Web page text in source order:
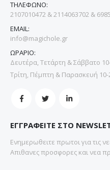
ΤΗΛΕΦΩΝΟ:
2107010472 & 2114063702 &
EMAIL:
info@magichole.gr
ΩΡΑΡΙΟ:
Δευτέρα, Τετάρτη & Σάββατο
Τρίτη, Πέμπτη & Παρασκευή 10-
ΕΓΓΡΑΦΕΙΤΕ ΣΤΟ
Ενημερωθειτε πρωτοι για τις
Απιθανες προσφορες και νεα